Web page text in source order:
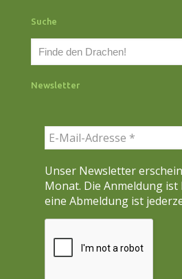
Suche
h
Newsletter
Unser Newsletter
Monat. Die Anmeldung
eine Abmeldung ist